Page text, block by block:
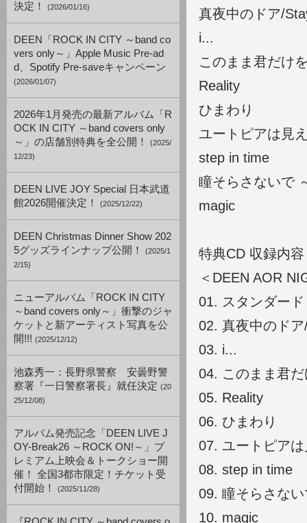
決定！
(2026/01/16)
DEEN「ROCK IN CITY ～band co
vers only～」Apple Music Pre-ad
d、Spotify Pre-saveキャンペーン
(2026/01/07)
2026年1月発売の最新アルバム「R
OCK IN CITY ～band covers only
～」の店舗別特典を全公開！
(2025/
12/23)
DEEN LIVE JOY Special 日本武道
館2026開催決定！
(2025/12/22)
DEEN Christmas Dinner Show 202
5グッズラインナップ公開！
(2025/1
2/15)
ニューアルバム「ROCK IN CITY
～band covers only～」衝撃のジャ
ケットと新アーティスト写真を公
開!!! (2025/12/12)
池森秀一：長野県警察 安曇野警
察署『一日警察署長』就任決定 (20
25/12/08)
アルバム発売記念「DEEN LIVE J
OY-Break26 ～ROCK ON!～」プ
レミアム上映会＆トークショー開
催！ 全国3都市限定！チケット受
付開始！
(2025/11/28)
真夜中のドア/
i...
このまま君だけ
Reality
ひまわり
ユートピアは見
step in time
瞳そらさないで
magic
特典CD 収録内
＜DEEN AOR
01. スタンダー
02. 真夜中のド
03. i...
04. このまま君
05. Reality
06. ひまわり
07. ユートピア
08. step in time
09. 瞳そらさな
10. magic